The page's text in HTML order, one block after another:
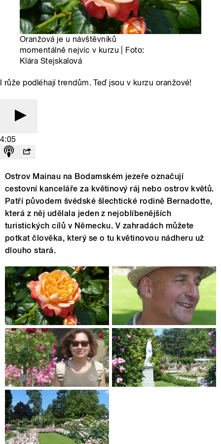
Oranžová je u návštěvníků
momentálně nejvíc v kurzu | Foto:
Klára Stejskalová
I růže podléhají trendům. Teď jsou v kurzu oranžové!
4:05
Ostrov Mainau na Bodamském jezeře označují
cestovní kanceláře za květinový ráj nebo ostrov květů.
Patří původem švédské šlechtické rodině Bernadotte,
která z něj udělala jeden z nejoblíbenějších
turistických cílů v Německu. V zahradách můžete
potkat člověka, který se o tu květinovou nádheru už
dlouho stará.